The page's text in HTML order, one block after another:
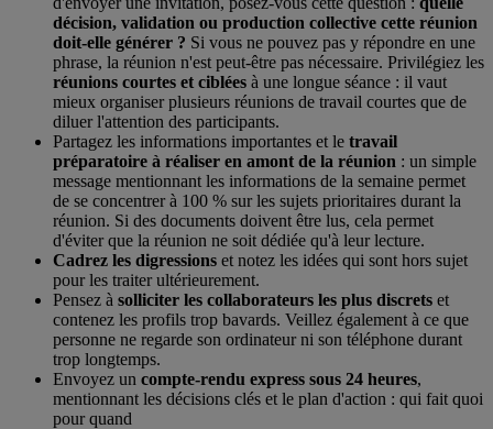
décision, validation ou production collective cette réunion
doit-elle générer ? Si vous ne pouvez pas y répondre en une
phrase, la réunion n'est peut-être pas nécessaire. Privilégiez les
réunions courtes et ciblées à une longue séance : il vaut
mieux organiser plusieurs réunions de travail courtes que de
diluer l'attention des participants.
Partagez les informations importantes et le travail
préparatoire à réaliser en amont de la réunion : un simple
message mentionnant les informations de la semaine permet
de se concentrer à 100 % sur les sujets prioritaires durant la
réunion. Si des documents doivent être lus, cela permet
d'éviter que la réunion ne soit dédiée qu'à leur lecture.
Cadrez les digressions et notez les idées qui sont hors sujet
pour les traiter ultérieurement.
Pensez à solliciter les collaborateurs les plus discrets et
contenez les profils trop bavards. Veillez également à ce que
personne ne regarde son ordinateur ni son téléphone durant
trop longtemps.
Envoyez un compte-rendu express sous 24 heures,
mentionnant les décisions clés et le plan d'action : qui fait quoi
pour quand